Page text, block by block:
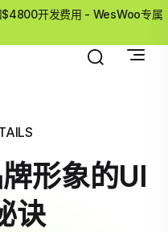
开发费用 - WesWoo专属
形象的UI
诀